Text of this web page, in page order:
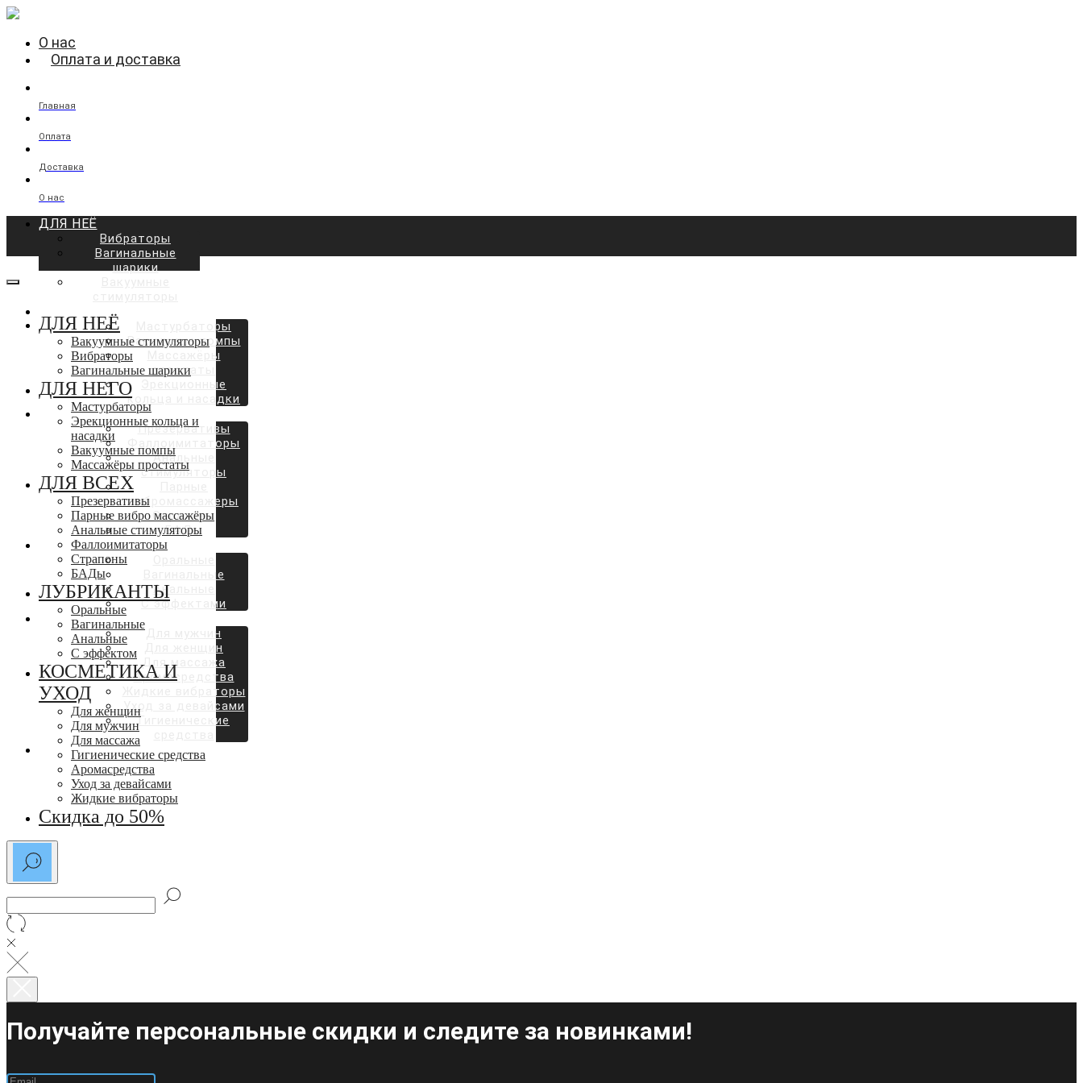
О нас
Оплата и доставка
Главная
Оплата
Доставка
О нас
ДЛЯ НЕЁ
Вибраторы
Вагинальные
шарики
ДЛЯ НЕГО
Мастурбаторы
Вакуумные помпы
Массажёры
простаты
Эрекционные
кольца и насадки
ДЛЯ ВСЕХ
Презервативы
Фаллоимитаторы
Анальные
стимуляторы
вибромассажеры
Страпоны
БАДы
ЛУБРИКАНТЫ
Вагинальные
Анальные
С эффектами
КОСМЕТИКА И УХОД
Для мужчин
Для женщин
Для массажа
Аромасредства
Жидкие вибраторы
Уход за девайсами
Гигиенические
СКИДКИ ДО 50%
ДЛЯ НЕЁ
Вакуумные стимуляторы
Вибраторы
Вагинальные шарики
ДЛЯ НЕГО
Мастурбаторы
Эрекционные кольца и
насадки
Вакуумные помпы
Массажёры простаты
ДЛЯ ВСЕХ
Презервативы
Парные вибро массажёры
Анальные стимуляторы
Фаллоимитаторы
Страпоны
БАДы
ЛУБРИКАНТЫ
Оральные
Вагинальные
Анальные
С эффектом
КОСМЕТИКА И
УХОД
Для женщин
Для мужчин
Для массажа
Гигиенические средства
Аромасредства
Уход за девайсами
Жидкие вибраторы
Скидка до 50%
Получайте персональные скидки и следите за новинками!